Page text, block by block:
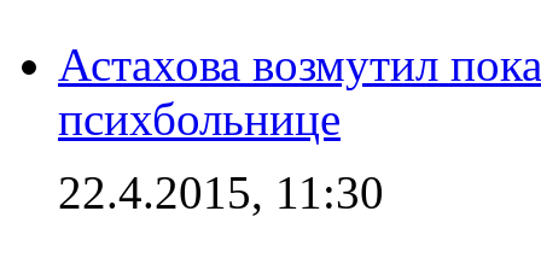
Астахова возмутил
психбольнице
22.4.2015, 11:30